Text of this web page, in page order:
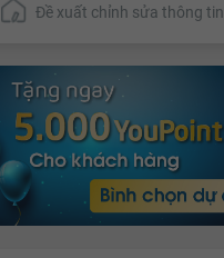
Đề xuất chỉnh sửa thông tin